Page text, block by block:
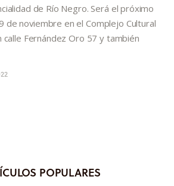
de Río Negro. Será el próximo
de noviembre en el Complejo Cultural
calle Fernández Oro 57 y también
POPULARES